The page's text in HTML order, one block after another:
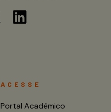
ACESSE
Portal Acadêmico